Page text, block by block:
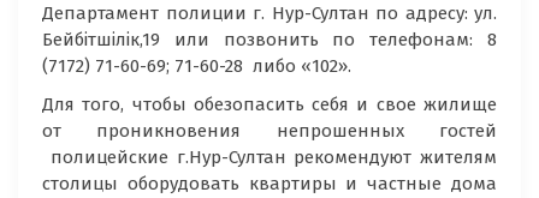
Департамент полиции г. Нур-Султан по адресу: ул.
Бейбітшілік,19 или позвонить по телефонам: 8
(7172) 71-60-69; 71-60-28 либо «102».
Для того, чтобы обезопасить себя и свое жилище
от проникновения непрошенных гостей
полицейские г.Нур-Султан рекомендуют жителям
столицы оборудовать квартиры и частные дома